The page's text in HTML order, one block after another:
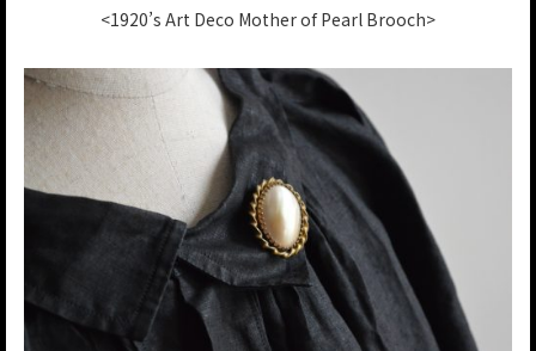
<1920’s Art Deco Mother of Pearl Brooch>